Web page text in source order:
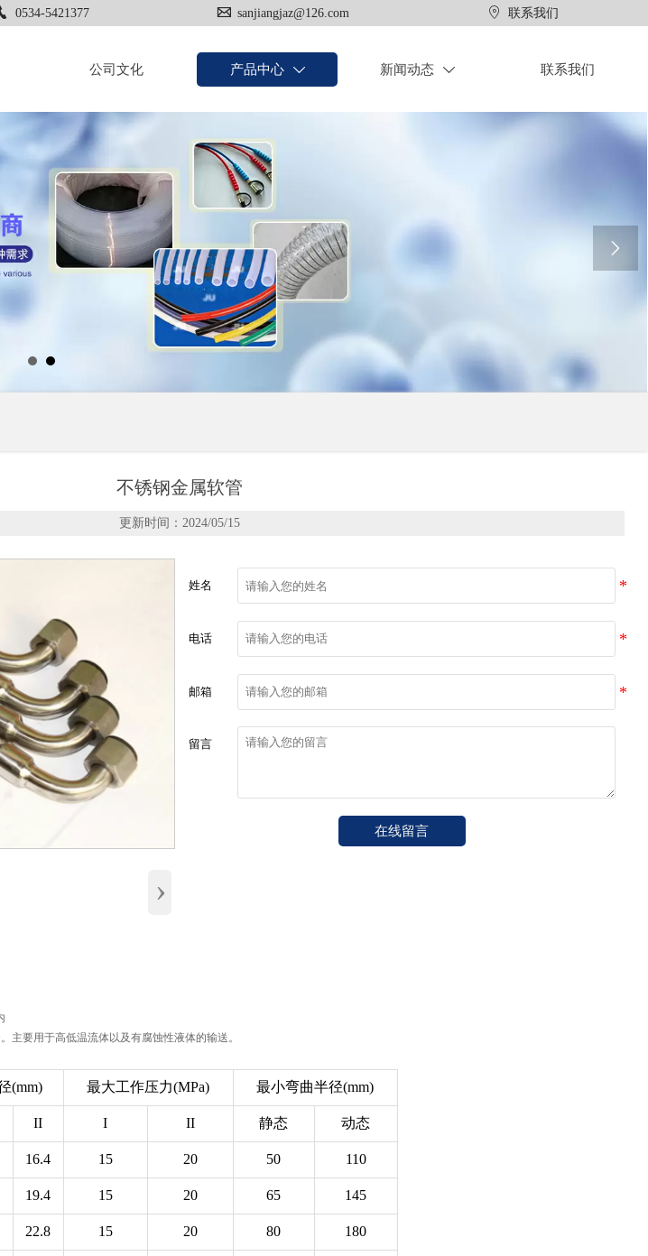
0534-5421377  sanjiangjaz@126.com  联系我们
公司文化 产品中心  新闻动态  联系我们

不锈钢金属软管
更新时间：2024/05/15
›
姓名
电话
邮箱
留言
在线留言
主要用于高低温流体以及有腐蚀性液体的输送。
(mm) 最大工作压力(MPa) 最小弯曲半径(mm)
II I II 静态 动态
16.4 15 20 50 110
19.4 15 20 65 145
22.8 15 20 80 180